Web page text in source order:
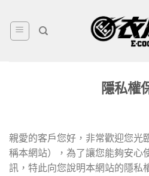
content
隱私權
親愛的客戶您好，非常歡迎您光
稱本網站），為了讓您能夠安心
訊，特此向您說明本網站的隱私